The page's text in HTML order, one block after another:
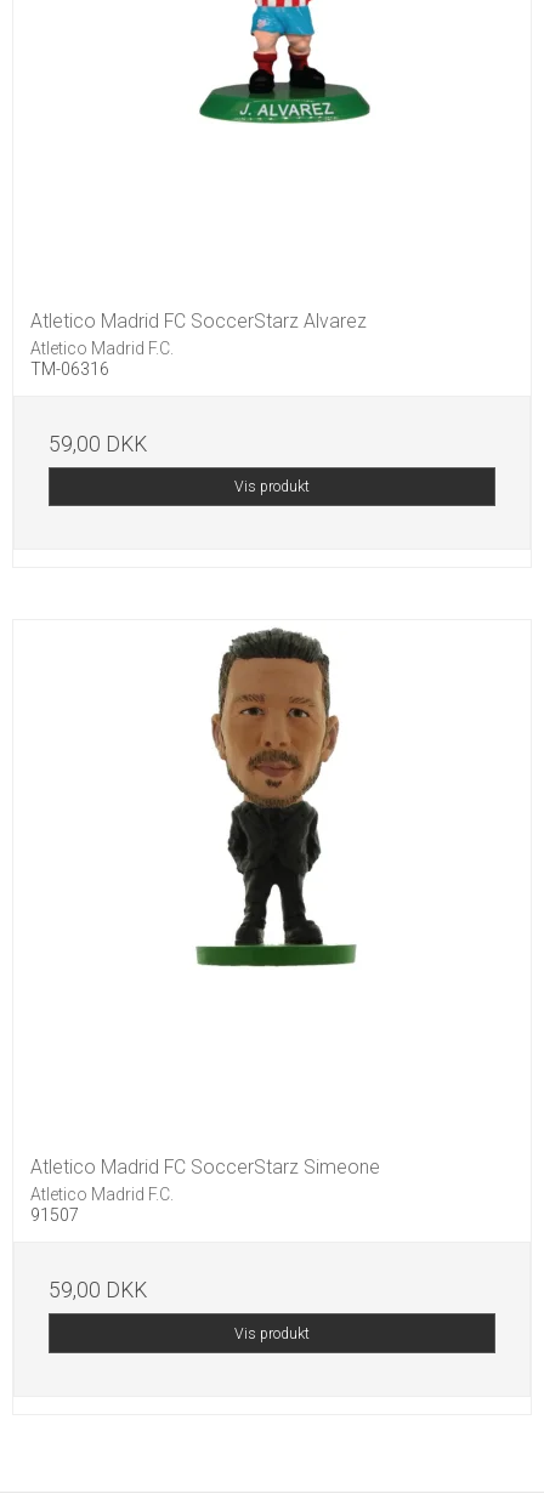
Atletico Madrid FC SoccerStarz Alvarez
Atletico Madrid F.C.
TM-06316
59,00 DKK
Vis produkt
Atletico Madrid FC SoccerStarz Simeone
Atletico Madrid F.C.
91507
59,00 DKK
Vis produkt